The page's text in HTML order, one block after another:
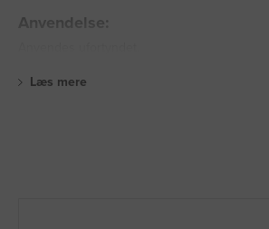
Anvendelse:
Læs mere